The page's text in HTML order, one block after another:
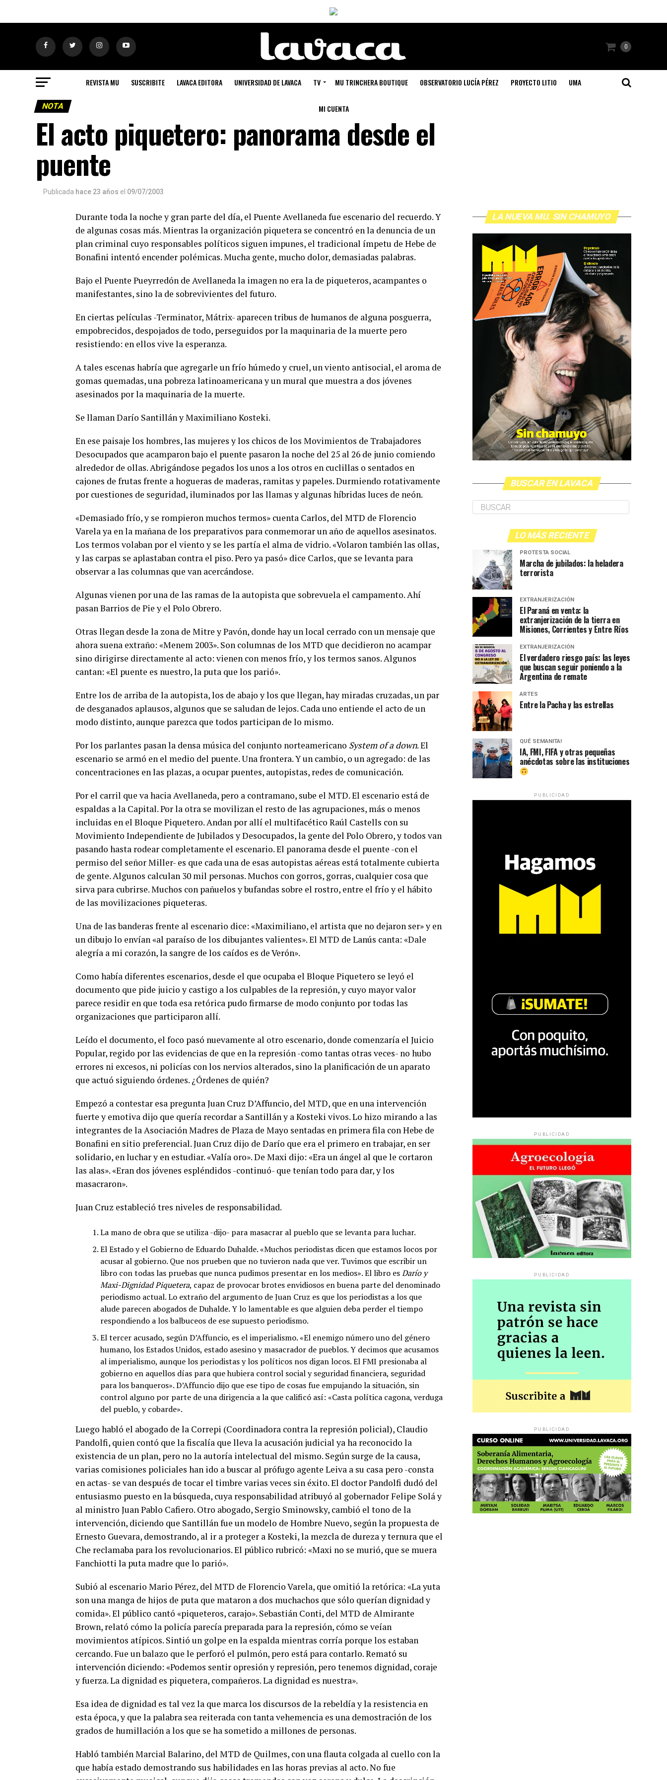
0
REVISTA MU SUSCRIBITE LAVACA EDITORA UNIVERSIDAD DE LAVACA TV MU TRINCHERA BOUTIQUE OBSERVATORIO LUCÍA PÉREZ PROYECTO LITIO UMA
MI CUENTA
NOTA
El acto piquetero: panorama desde el
puente
Publicada hace 23 años el 09/07/2003
Durante toda la noche y gran parte del día, el Puente Avellaneda fue escenario del recuerdo. Y
de algunas cosas más. Mientras la organización piquetera se concentró en la denuncia de un
plan criminal cuyo responsables políticos siguen impunes, el tradicional ímpetu de Hebe de
Bonafini intentó encender polémicas. Mucha gente, mucho dolor, demasiadas palabras.
Bajo el Puente Pueyrredón de Avellaneda la imagen no era la de piqueteros, acampantes o
manifestantes, sino la de sobrevivientes del futuro.
En ciertas películas -Terminator, Mátrix- aparecen tribus de humanos de alguna posguerra,
empobrecidos, despojados de todo, perseguidos por la maquinaria de la muerte pero
resistiendo: en ellos vive la esperanza.
A tales escenas habría que agregarle un frío húmedo y cruel, un viento antisocial, el aroma de
gomas quemadas, una pobreza latinoamericana y un mural que muestra a dos jóvenes
asesinados por la maquinaria de la muerte.
Se llaman Darío Santillán y Maximiliano Kosteki.
En ese paisaje los hombres, las mujeres y los chicos de los Movimientos de Trabajadores
Desocupados que acamparon bajo el puente pasaron la noche del 25 al 26 de junio comiendo
alrededor de ollas. Abrigándose pegados los unos a los otros en cuclillas o sentados en
cajones de frutas frente a hogueras de maderas, ramitas y papeles. Durmiendo rotativamente
por cuestiones de seguridad, iluminados por las llamas y algunas híbridas luces de neón.
«Demasiado frío, y se rompieron muchos termos» cuenta Carlos, del MTD de Florencio
Varela ya en la mañana de los preparativos para conmemorar un año de aquellos asesinatos.
Los termos volaban por el viento y se les partía el alma de vidrio. «Volaron también las ollas,
y las carpas se aplastaban contra el piso. Pero ya pasó» dice Carlos, que se levanta para
observar a las columnas que van acercándose.
Algunas vienen por una de las ramas de la autopista que sobrevuela el campamento. Ahí
pasan Barrios de Pie y el Polo Obrero.
Otras llegan desde la zona de Mitre y Pavón, donde hay un local cerrado con un mensaje que
ahora suena extraño: «Menem 2003». Son columnas de los MTD que decidieron no acampar
sino dirigirse directamente al acto: vienen con menos frío, y los termos sanos. Algunos
cantan: «El puente es nuestro, la puta que los parió».
Entre los de arriba de la autopista, los de abajo y los que llegan, hay miradas cruzadas, un par
de desganados aplausos, algunos que se saludan de lejos. Cada uno entiende el acto de un
modo distinto, aunque parezca que todos participan de lo mismo.
Por los parlantes pasan la densa música del conjunto norteamericano System of a down. El
escenario se armó en el medio del puente. Una frontera. Y un cambio, o un agregado: de las
concentraciones en las plazas, a ocupar puentes, autopistas, redes de comunicación.
Por el carril que va hacia Avellaneda, pero a contramano, sube el MTD. El escenario está de
espaldas a la Capital. Por la otra se movilizan el resto de las agrupaciones, más o menos
incluidas en el Bloque Piquetero. Andan por allí el multifacético Raúl Castells con su
Movimiento Independiente de Jubilados y Desocupados, la gente del Polo Obrero, y todos van
pasando hasta rodear completamente el escenario. El panorama desde el puente -con el
permiso del señor Miller- es que cada una de esas autopistas aéreas está totalmente cubierta
de gente. Algunos calculan 30 mil personas. Muchos con gorros, gorras, cualquier cosa que
sirva para cubrirse. Muchos con pañuelos y bufandas sobre el rostro, entre el frío y el hábito
de las movilizaciones piqueteras.
Una de las banderas frente al escenario dice: «Maximiliano, el artista que no dejaron ser» y en
un dibujo lo envían «al paraíso de los dibujantes valientes». El MTD de Lanús canta: «Dale
alegría a mi corazón, la sangre de los caídos es de Verón».
Como había diferentes escenarios, desde el que ocupaba el Bloque Piquetero se leyó el
documento que pide juicio y castigo a los culpables de la represión, y cuyo mayor valor
parece residir en que toda esa retórica pudo firmarse de modo conjunto por todas las
organizaciones que participaron allí.
Leído el documento, el foco pasó nuevamente al otro escenario, donde comenzaría el Juicio
Popular, regido por las evidencias de que en la represión -como tantas otras veces- no hubo
errores ni excesos, ni policías con los nervios alterados, sino la planificación de un aparato
que actuó siguiendo órdenes. ¿Órdenes de quién?
Empezó a contestar esa pregunta Juan Cruz D’Affuncio, del MTD, que en una intervención
fuerte y emotiva dijo que quería recordar a Santillán y a Kosteki vivos. Lo hizo mirando a las
integrantes de la Asociación Madres de Plaza de Mayo sentadas en primera fila con Hebe de
Bonafini en sitio preferencial. Juan Cruz dijo de Darío que era el primero en trabajar, en ser
solidario, en luchar y en estudiar. «Valía oro». De Maxi dijo: «Era un ángel al que le cortaron
las alas». «Eran dos jóvenes espléndidos -continuó- que tenían todo para dar, y los
masacraron».
Juan Cruz estableció tres niveles de responsabilidad.
La mano de obra que se utiliza -dijo- para masacrar al pueblo que se levanta para luchar.
El Estado y el Gobierno de Eduardo Duhalde. «Muchos periodistas dicen que estamos locos por
acusar al gobierno. Que nos prueben que no tuvieron nada que ver. Tuvimos que escribir un
libro con todas las pruebas que nunca pudimos presentar en los medios». El libro esDarío y
Maxi-Dignidad Piquetera, capaz de provocar brotes envidiosos en buena parte del denominado
periodismo actual. Lo extraño del argumento de Juan Cruz es que los periodistas a los que
alude parecen abogados de Duhalde. Y lo lamentable es que alguien deba perder el tiempo
respondiendo a los balbuceos de ese supuesto periodismo.
El tercer acusado, según D’Affuncio, es el imperialismo. «El enemigo número uno del género
humano, los Estados Unidos, estado asesino y masacrador de pueblos. Y decimos que acusamos
al imperialismo, aunque los periodistas y los políticos nos digan locos. El FMI presionaba al
gobierno en aquellos días para que hubiera control social y seguridad financiera, seguridad
para los banqueros». D’Affuncio dijo que ese tipo de cosas fue empujando la situación, sin
control alguno por parte de una dirigencia a la que calificó así: «Casta política cagona, verduga
del pueblo, y cobarde».
Luego habló el abogado de la Correpi (Coordinadora contra la represión policial), Claudio
Pandolfi, quien contó que la fiscalía que lleva la acusación judicial ya ha reconocido la
existencia de un plan, pero no la autoría intelectual del mismo. Según surge de la causa,
varias comisiones policiales han ido a buscar al prófugo agente Leiva a su casa pero -consta
en actas- se van después de tocar el timbre varias veces sin éxito. El doctor Pandolfi dudó del
entusiasmo puesto en la búsqueda, cuya responsabilidad atribuyó al gobernador Felipe Solá y
al ministro Juan Pablo Cafiero. Otro abogado, Sergio Sminowsky, cambió el tono de la
intervención, diciendo que Santillán fue un modelo de Hombre Nuevo, según la propuesta de
Ernesto Guevara, demostrando, al ir a proteger a Kosteki, la mezcla de dureza y ternura que el
Che reclamaba para los revolucionarios. El público rubricó: «Maxi no se murió, que se muera
Fanchiotti la puta madre que lo parió».
Subió al escenario Mario Pérez, del MTD de Florencio Varela, que omitió la retórica: «La yuta
son una manga de hijos de puta que mataron a dos muchachos que sólo querían dignidad y
comida». El público cantó «piqueteros, carajo». Sebastián Conti, del MTD de Almirante
Brown, relató cómo la policía parecía preparada para la represión, cómo se veían
movimientos atípicos. Sintió un golpe en la espalda mientras corría porque los estaban
cercando. Fue un balazo que le perforó el pulmón, pero está para contarlo. Remató su
intervención diciendo: «Podemos sentir opresión y represión, pero tenemos dignidad, coraje
y fuerza. La dignidad es piquetera, compañeros. La dignidad es nuestra».
Esa idea de dignidad es tal vez la que marca los discursos de la rebeldía y la resistencia en
esta época, y que la palabra sea reiterada con tanta vehemencia es una demostración de los
grados de humillación a los que se ha sometido a millones de personas.
Habló también Marcial Balarino, del MTD de Quilmes, con una flauta colgada al cuello con la
que había estado demostrando sus habilidades en las horas previas al acto. No fue
LA NUEVA MU. SIN CHAMUYO
BUSCAR EN LAVACA
LO MÁS RECIENTE
PROTESTA SOCIAL
Marcha de jubilados: la heladera
terrorista
EXTRANJERIZACIÓN
El Paraná en venta: la
extranjerización de la tierra en
Misiones, Corrientes y Entre Ríos
EXTRANJERIZACIÓN
El verdadero riesgo país: las leyes
que buscan seguir poniendo a la
Argentina de remate
ARTES
Entre la Pacha y las estrellas
QUÉ SEMANITA!
IA, FMI, FIFA y otras pequeñas
anécdotas sobre las instituciones
PUBLICIDAD
PUBLICIDAD
PUBLICIDAD
PUBLICIDAD